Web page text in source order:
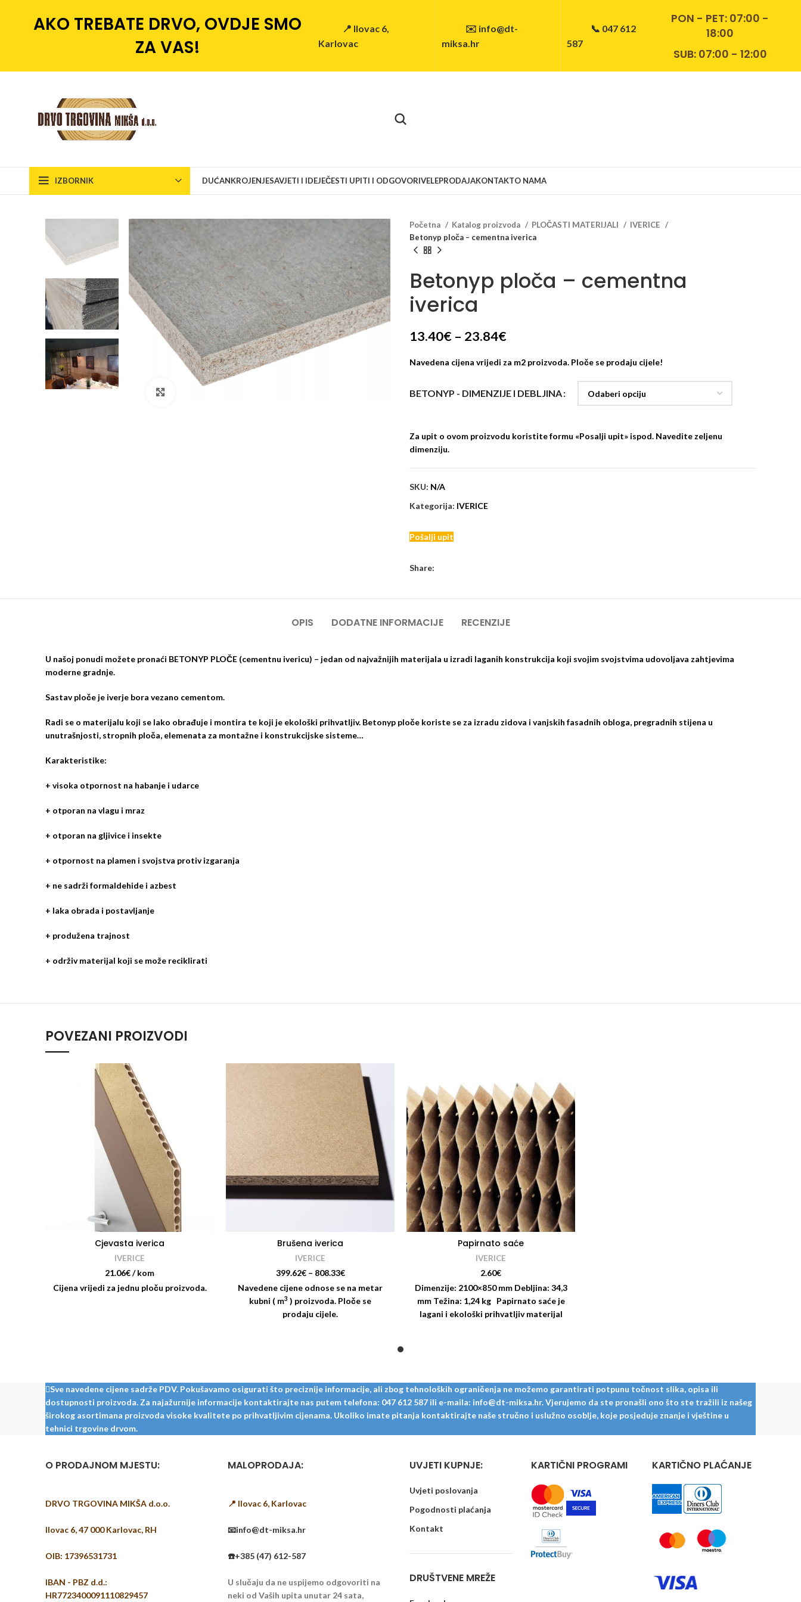
AKO TREBATE DRVO, OVDJE SMO
ZA VAS!
📍 Ilovac 6,
Karlovac
✉️ info@dt-
miksa.hr
📞 047 612
587
PON - PET: 07:00 -
18:00
SUB: 07:00 - 12:00
IZBORNIK DUĆANKROJENJESAVJETI I IDEJEČESTI UPITI I ODGOVORIVELEPRODAJAKONTAKTO NAMA
Početna Katalog proizvoda PLOČASTI MATERIJALI
IVERICE
Betonyp ploča – cementna iverica
Betonyp ploča – cementna
iverica
13.40€ – 23.84€
Navedena cijena vrijedi za m2 proizvoda. Ploče se prodaju cijele!
BETONYP - DIMENZIJE I DEBLJINA
Za upit o ovom proizvodu koristite formu «Posalji upit» ispod. Navedite zeljenu
dimenziju.
SKU: N/A
Kategorija: IVERICE
Pošalji upit
Share:
OPIS DODATNE INFORMACIJE RECENZIJE
U našoj ponudi možete pronaći BETONYP PLOČE (cementnu ivericu) – jedan od najvažnijih materijala u izradi laganih konstrukcija koji svojim svojstvima udovoljava zahtjevima
moderne gradnje.
Sastav ploče je iverje bora vezano cementom.
Radi se o materijalu koji se lako obrađuje i montira te koji je ekološki prihvatljiv. Betonyp ploče koriste se za izradu zidova i vanjskih fasadnih obloga, pregradnih stijena u
unutrašnjosti, stropnih ploča, elemenata za montažne i konstrukcijske sisteme…
Karakteristike:
+ visoka otpornost na habanje i udarce
+ otporan na vlagu i mraz
+ otporan na gljivice i insekte
+ otpornost na plamen i svojstva protiv izgaranja
+ ne sadrži formaldehide i azbest
+ laka obrada i postavljanje
+ produžena trajnost
+ održiv materijal koji se može reciklirati
POVEZANI PROIZVODI
Cjevasta iverica
IVERICE
21.06€/ kom
Cijena vrijedi za jednu ploču proizvoda.
Brušena iverica
IVERICE
399.62€– 808.33€
Navedene cijene odnose se na metar
kubni ( m3 ) proizvoda. Ploče se
prodaju cijele.
Papirnato saće
IVERICE
2.60€
Dimenzije: 2100×850 mm Debljina: 34,3
mm Težina: 1,24 kg Papirnato saće je
lagani i ekološki prihvatljiv materijal
Sve navedene cijene sadrže PDV. Pokušavamo osigurati što preciznije informacije, ali zbog tehnoloških ograničenja ne možemo garantirati potpunu točnost slika, opisa ili
dostupnosti proizvoda. Za najažurnije informacije kontaktirajte nas putem telefona: 047 612 587 ili e-maila: info@dt-miksa.hr. Vjerujemo da ste pronašli ono što ste tražili iz našeg
širokog asortimana proizvoda visoke kvalitete po prihvatljivim cijenama. Ukoliko imate pitanja kontaktirajte naše stručno i uslužno osoblje, koje posjeduje znanje i vještine u
tehnici trgovine drvom.
O PRODAJNOM MJESTU:
DRVO TRGOVINA MIKŠA d.o.o.
Ilovac 6, 47 000 Karlovac, RH
OIB: 17396531731
IBAN - PBZ d.d.:
HR7723400091110829457
MALOPRODAJA:
📍 Ilovac 6, Karlovac
📧info@dt-miksa.hr
☎️+385 (47) 612-587
U slučaju da ne uspijemo odgovoriti na
neki od Vaših upita unutar 24 sata,
UVJETI KUPNJE:
Uvjeti poslovanja
Pogodnosti plaćanja
Kontakt
DRUŠTVENE MREŽE
KARTIČNI PROGRAMI KARTIČNO PLAĆANJE